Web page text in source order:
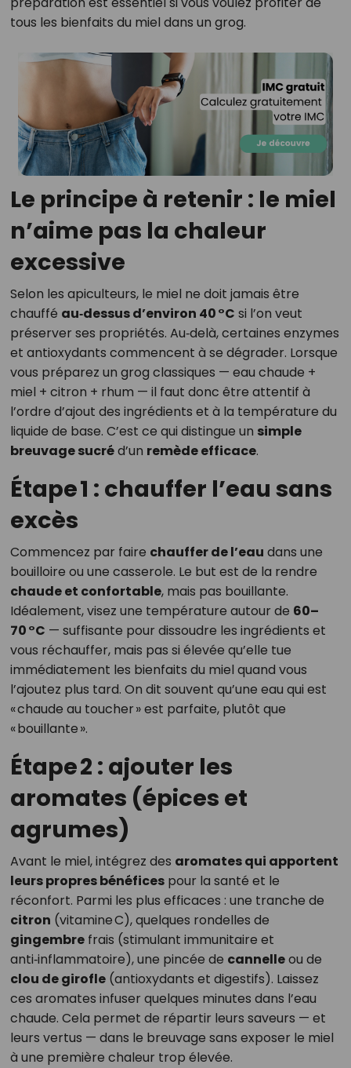
tous les bienfaits du miel dans un grog.
Le principe à retenir : le miel
n’aime pas la chaleur
excessive
Selon les apiculteurs, le miel ne doit jamais être
chauffé au‑dessus d’environ 40 °C si l’on veut
préserver ses propriétés. Au‑delà, certaines enzymes
et antioxydants commencent à se dégrader. Lorsque
vous préparez un grog classiques — eau chaude +
miel + citron + rhum — il faut donc être attentif à
l’ordre d’ajout des ingrédients et à la température du
liquide de base. C’est ce qui distingue un simple
breuvage sucréd’un remède efficace.
Étape 1 : chauffer l’eau sans
excès
Commencez par faire chauffer de l’eau dans une
bouilloire ou une casserole. Le but est de la rendre
chaude et confortable, mais pas bouillante.
Idéalement, visez une température autour de 60–
70 °C — suffisante pour dissoudre les ingrédients et
vous réchauffer, mais pas si élevée qu’elle tue
immédiatement les bienfaits du miel quand vous
l’ajoutez plus tard. On dit souvent qu’une eau qui est
« chaude au toucher » est parfaite, plutôt que
« bouillante ».
Étape 2 : ajouter les
aromates (épices et
agrumes)
Avant le miel, intégrez des aromates qui apportent
leurs propres bénéficespour la santé et le
réconfort. Parmi les plus efficaces : une tranche de
citron (vitamine C), quelques rondelles de
gingembrefrais (stimulant immunitaire et
anti‑inflammatoire), une pincée de cannelleou de
clou de girofle(antioxydants et digestifs). Laissez
ces aromates infuser quelques minutes dans l’eau
chaude. Cela permet de répartir leurs saveurs — et
leurs vertus — dans le breuvage sans exposer le miel
à une première chaleur trop élevée.